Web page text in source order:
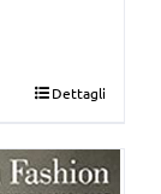
Dettagli